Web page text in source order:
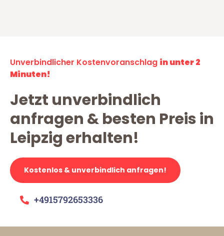
Unverbindlicher Kostenvoranschlag in unter 2
Minuten!
Jetzt unverbindlich
anfragen & besten Preis in
Leipzig erhalten!
Kostenlos & unverbindlich anfragen!
+4915792653336